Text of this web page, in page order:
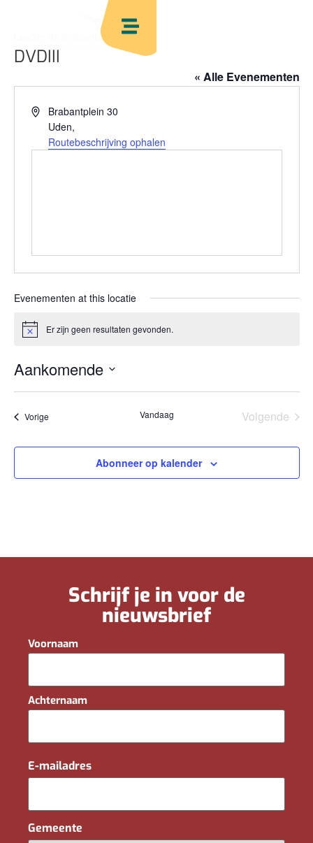
DVDIII
« Alle Evenementen
AdresBrabantplein 30
Uden,
Routebeschrijving ophalen
Evenementen at this locatie
BerichtEr zijn geen resultaten gevonden.
Aankomende
een
VorigeEvenementen Vandaag Volgende
Abonneer op kalender
Schrijf je in voor de
nieuwsbrief
Voornaam
Achternaam
E-mailadres *
Gemeente